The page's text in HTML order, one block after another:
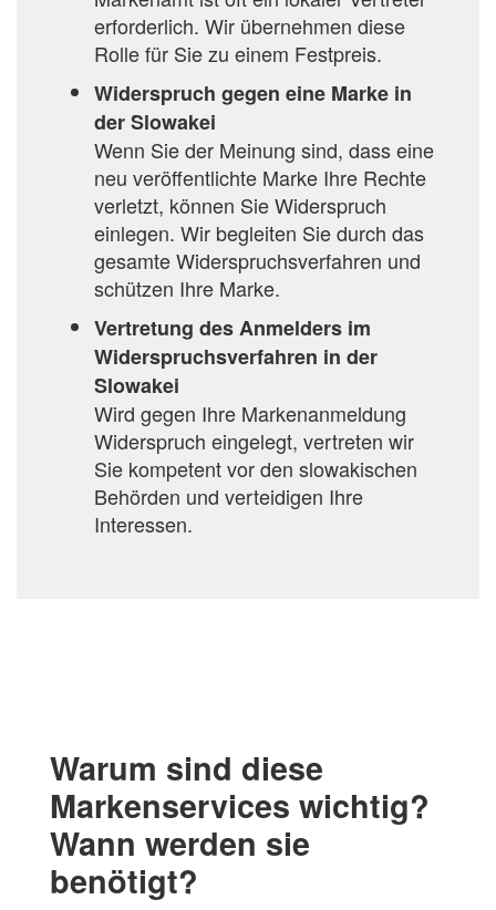
erforderlich. Wir übernehmen diese
Rolle für Sie zu einem Festpreis.
Widerspruch gegen eine Marke in
der Slowakei
Wenn Sie der Meinung sind, dass eine
neu veröffentlichte Marke Ihre Rechte
verletzt, können Sie Widerspruch
einlegen. Wir begleiten Sie durch das
gesamte Widerspruchsverfahren und
schützen Ihre Marke.
Vertretung des Anmelders im
Widerspruchsverfahren in der
Slowakei
Wird gegen Ihre Markenanmeldung
Widerspruch eingelegt, vertreten wir
Sie kompetent vor den slowakischen
Behörden und verteidigen Ihre
Interessen.
Warum sind diese
Markenservices wichtig?
Wann werden sie
benötigt?